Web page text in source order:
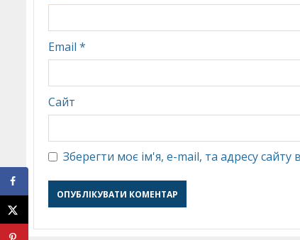
Email *
Сайт
Зберегти моє ім'я, e-mail, та адресу